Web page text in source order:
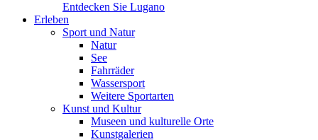
Entdecken Sie Lugano
Erleben
Sport und Natur
Natur
See
Fahrräder
Wassersport
Weitere Sportarten
Kunst und Kultur
Museen und kulturelle Orte
Kunstgalerien